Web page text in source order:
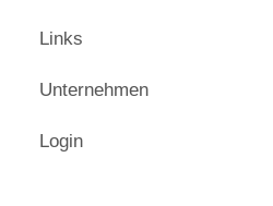
Links
Unternehmen
Login